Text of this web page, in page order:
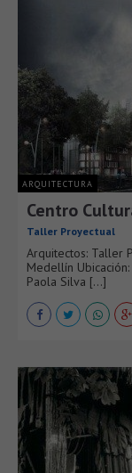
ARQUITECTURA
Centro
Taller Proyectual
Arquitectos: Taller
Medellín
Paola Silva [...]